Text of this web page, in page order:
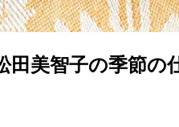
田美智子の季節の